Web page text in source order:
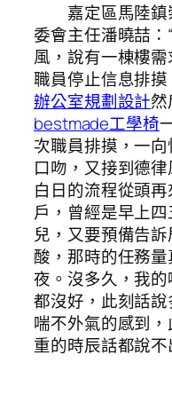
嘉定區馬陸鎮
委會主任潘曉喆
風，說有一棟樓
職員停止信息排摸
辦公室規劃設計
bestmade工學椅
次職員排摸，一
口吻，又接到德
白日的流程從頭
戶，曾經是早上
兒，又要預備告訴
酸，那時的任務
夜。沒多久，我
都沒好，此刻話
喘不外氣的感到
重的時辰話都說不